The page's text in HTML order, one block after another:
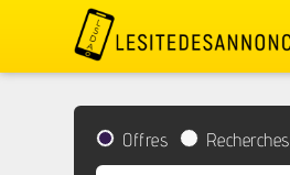
Offres Recherches